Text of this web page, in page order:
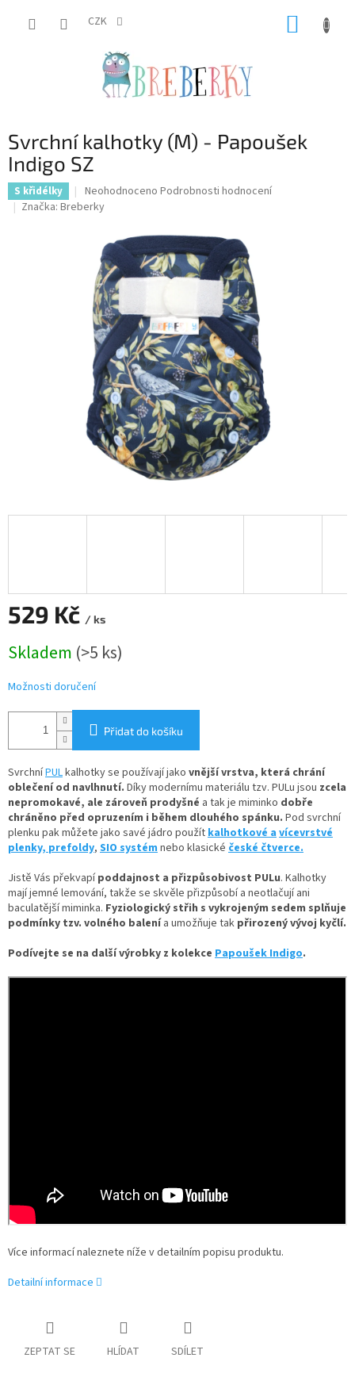
CZK
Svrchní kalhotky (M) - Papoušek
Indigo SZ
S křidélky
Průměrné
hodnocení
hvězdiček.
Neohodnoceno Podrobnosti hodnocení
Značka: Breberky
529 Kč / ks
cena:
Skladem (>5 ks)
Možnosti doručení
Přidat do košíku
SvrchníPULkalhotky se používají jako vnější vrstva, která chrání
oblečení od navlhnutí. Díkymodernímu materiálu tzv. PULu jsou zcela
nepromokavé, ale zároveň prodyšné a tak je miminko dobře
chráněno před opruzením i během dlouhého spánku. Pod svrchní
plenku pak můžete jako savé jádro použítkalhotkové avícevrstvé
plenky,prefoldy, SIO systémnebo klasické české čtverce.
Jistě Vás překvapípoddajnost a přizpůsobivost PULu. Kalhotky
mají jemné lemování, takže se skvěle přizpůsobí a neotlačují ani
baculatější miminka. Fyziologický střih s vykrojeným sedem splňuje
podmínky tzv. volného balenía umožňuje tak přirozený vývoj kyčlí.
Podívejte se na další výrobky z kolekce Papoušek Indigo.
Více informací naleznete níže v detailním popisu produktu.
Detailní informace
ZEPTAT SE HLÍDAT SDÍLET